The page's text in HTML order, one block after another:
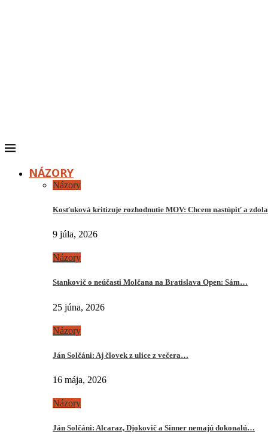
NÁZORY
Názory
Kosťuková kritizuje rozhodnutie MOV: Chcem nastúpiť a
9 júla, 2026
Názory
Stankovič o neúčasti Molčana na Bratislava Open: Sám…
25 júna, 2026
Názory
Ján Solčáni: Aj človek z ulice z večera…
16 mája, 2026
Názory
Ján Solčáni: Alcaraz, Djokovič a Sinner nemajú dokonalú…